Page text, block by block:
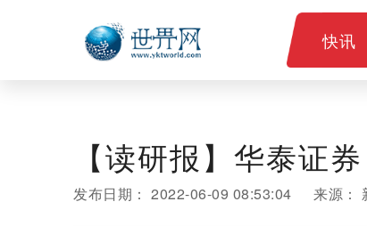
快讯
【读研报】华泰证
发布日期： 2022-06-09 08:53:04 来源：